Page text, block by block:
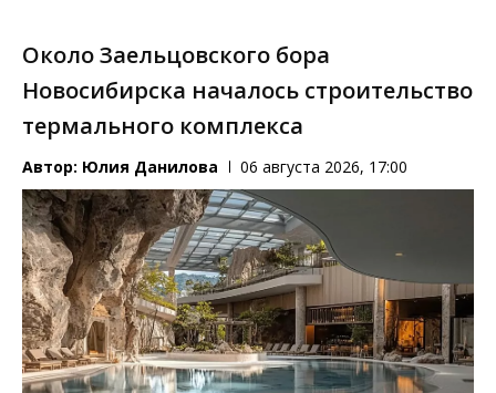
Около Заельцовского бора
Новосибирска началось строительство
термального комплекса
Автор: Юлия Данилова 06 августа 2026, 17:00